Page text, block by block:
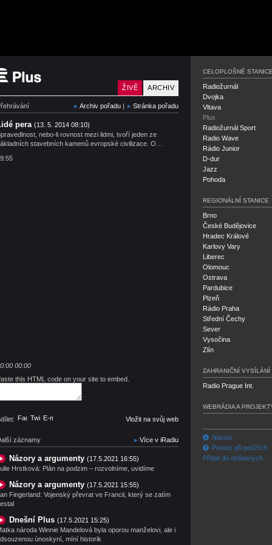
ARCHIV
ŽIVĚ
Archiv pořadu | Stránka pořadu
pera (13. 5. 2014 08:10)
nebo-li rovnost mezi lidmi, tvoří jeden ze
stavebních kamenů evropské civilizace. O…
00:00
this HTML code on your site to embed.
Facebook
TwitterE-mail Vložit na svůj web
záznamy Více v iRadiu
Názory a argumenty (17.5.2021 16:55)
Hrstková: Plán na podzim – rozvolníme, uvidíme
Názory a argumenty (17.5.2021 15:55)
Fingerland: Vojenský převrat ve Francii, který se zatím
Dnešní Plus (17.5.2021 15:25)
národa Winnie Mandelová byla oporou manželovi, ale i
únoskyní, míní historik
CELOPLOŠNÉ
Radiožurnál
Dvojka
Vltava
Plus
Radiožurnál Sport
Radio Wave
Rádio Junior
D-dur
Jazz
Pohoda
REGIONÁLNÍ STANICE
Brno
České Budějovice
Hradec Králové
Karlovy Vary
Liberec
Olomouc
Ostrava
Pardubice
Plzeň
Rádio Praha
Střední Čechy
Sever
Vysočina
Zlín
ZAHRANIČNÍ VYSÍLÁNÍ
Radio Prague Int.
WEBRÁDIA A
Návod
Pomoc při potížích
Přidat do oblíbených